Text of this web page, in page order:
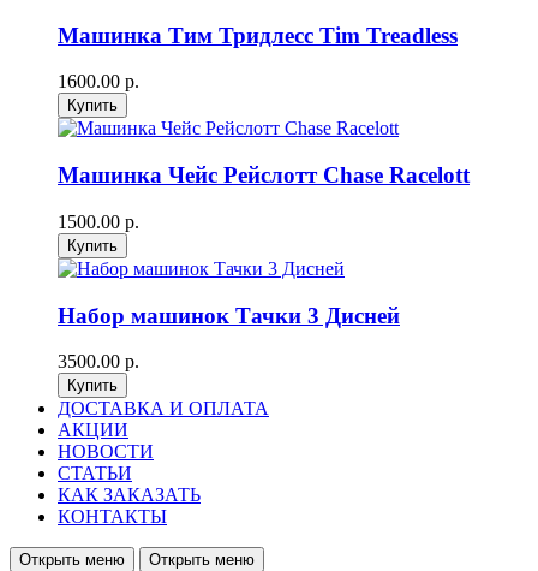
Машинка Тим Тридлесс Tim Treadless
1600.00 р.
Машинка Чейс Рейслотт Chase Racelott
1500.00 р.
Набор машинок Тачки 3 Дисней
3500.00 р.
ДОСТАВКА И ОПЛАТА
АКЦИИ
НОВОСТИ
СТАТЬИ
КАК ЗАКАЗАТЬ
КОНТАКТЫ
Открыть меню Открыть меню